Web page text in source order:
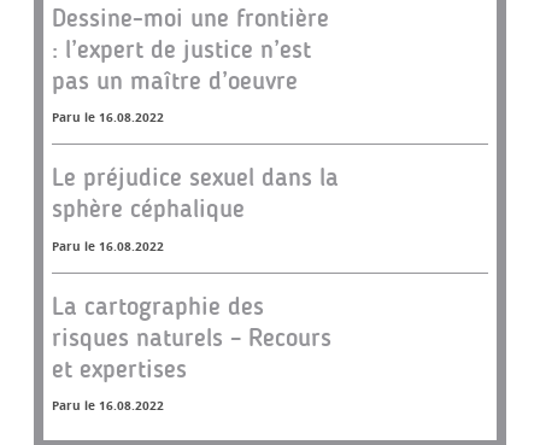
Dessine-moi une frontière
: l’expert de justice n’est
pas un maître d’oeuvre
Paru le 16.08.2022
Le préjudice sexuel dans la
sphère céphalique
Paru le 16.08.2022
La cartographie des
risques naturels – Recours
et expertises
Paru le 16.08.2022